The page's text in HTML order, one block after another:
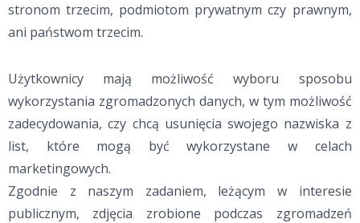
stronom trzecim, podmiotom prywatnym czy prawnym,
ani państwom trzecim.
Użytkownicy mają możliwość wyboru sposobu
wykorzystania zgromadzonych danych, w tym możliwość
zadecydowania, czy chcą usunięcia swojego nazwiska z
list, które mogą być wykorzystane w celach
marketingowych.
Zgodnie z naszym zadaniem, leżącym w interesie
publicznym, zdjęcia zrobione podczas zgromadzeń